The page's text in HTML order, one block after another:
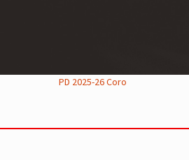
PD 2025-26 Coro